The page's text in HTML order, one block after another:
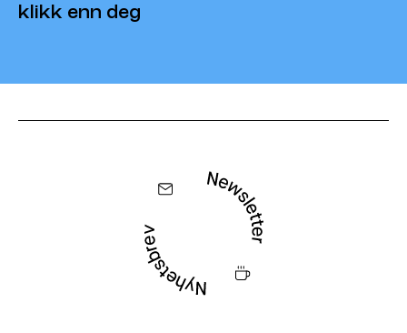
klikk enn deg